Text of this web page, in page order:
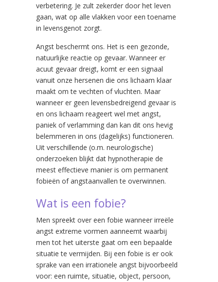
verbetering. Je zult zekerder door het leven
gaan, wat op alle vlakken voor een toename
in levensgenot zorgt.
Angst beschermt ons. Het is een gezonde,
natuurlijke reactie op gevaar. Wanneer er
acuut gevaar dreigt, komt er een signaal
vanuit onze hersenen die ons lichaam klaar
maakt om te vechten of vluchten. Maar
wanneer er geen levensbedreigend gevaar is
en ons lichaam reageert wel met angst,
paniek of verlamming dan kan dit ons hevig
belemmeren in ons (dagelijks) functioneren.
Uit verschillende (o.m. neurologische)
onderzoeken blijkt dat hypnotherapie de
meest effectieve manier is om permanent
fobieën of angstaanvallen te overwinnen.
Wat is een fobie?
Men spreekt over een fobie wanneer irreële
angst extreme vormen aanneemt waarbij
men tot het uiterste gaat om een bepaalde
situatie te vermijden. Bij een fobie is er ook
sprake van een irrationele angst bijvoorbeeld
voor: een ruimte, situatie, object, persoon,